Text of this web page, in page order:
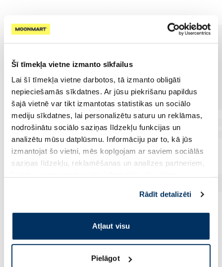
Šī tīmekļa vietne izmanto sīkfailus
Lai šī tīmekļa vietne darbotos, tā izmanto obligāti
nepieciešamās sīkdatnes. Ar jūsu piekrišanu papildus
šajā vietnē var tikt izmantotas statistikas un sociālo
mediju sīkdatnes, lai personalizētu saturu un reklāmas,
nodrošinātu sociālo saziņas līdzekļu funkcijas un
analizētu mūsu datplūsmu. Informāciju par to, kā jūs
izmantojat šo vietni, mēs kopīgojam ar saviem sociālās
saziņas līdzekļu, reklamēšanas un analīzes partneriem,
pakalpojumus. Ja piekrītat šo papildu sīkdatņu
izmantošanai, lūdzu, atzīmējiet savu izvēli:
Rādīt detalizēti
Atļaut visu
Pielāgot
Vēl no šī zīmola